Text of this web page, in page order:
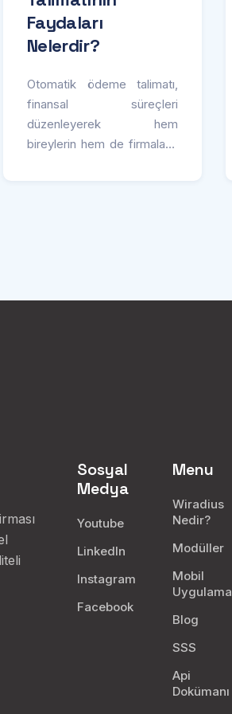
Faydaları
Nelerdir?
Otomatik ödeme talimatı,
finansal süreçleri
düzenleyerek hem
bireylerin hem de firmaların
Sosyal
Medya
Youtube
LinkedIn
Instagram
Facebook
Menu
Wiradius
Nedir?
Modüller
Mobil
Uygulama
Blog
SSS
Api
Dokümanı